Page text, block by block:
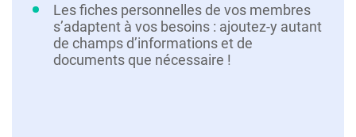
Les fiches personnelles de vos membres
s’adaptent à vos besoins : ajoutez-y autant
de champs d’informations et de
documents que nécessaire !